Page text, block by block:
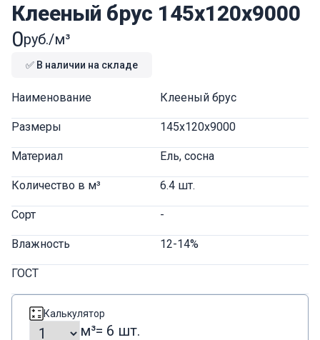
Клееный брус 145x120x9000
0руб./м³
✅ В наличии на складе
Наименование Клееный брус
Размеры 145x120x9000
Материал Ель, сосна
Количество в м³ 6.4 шт.
Сорт -
Влажность 12-14%
ГОСТ
Калькулятор
м³= 6 шт.